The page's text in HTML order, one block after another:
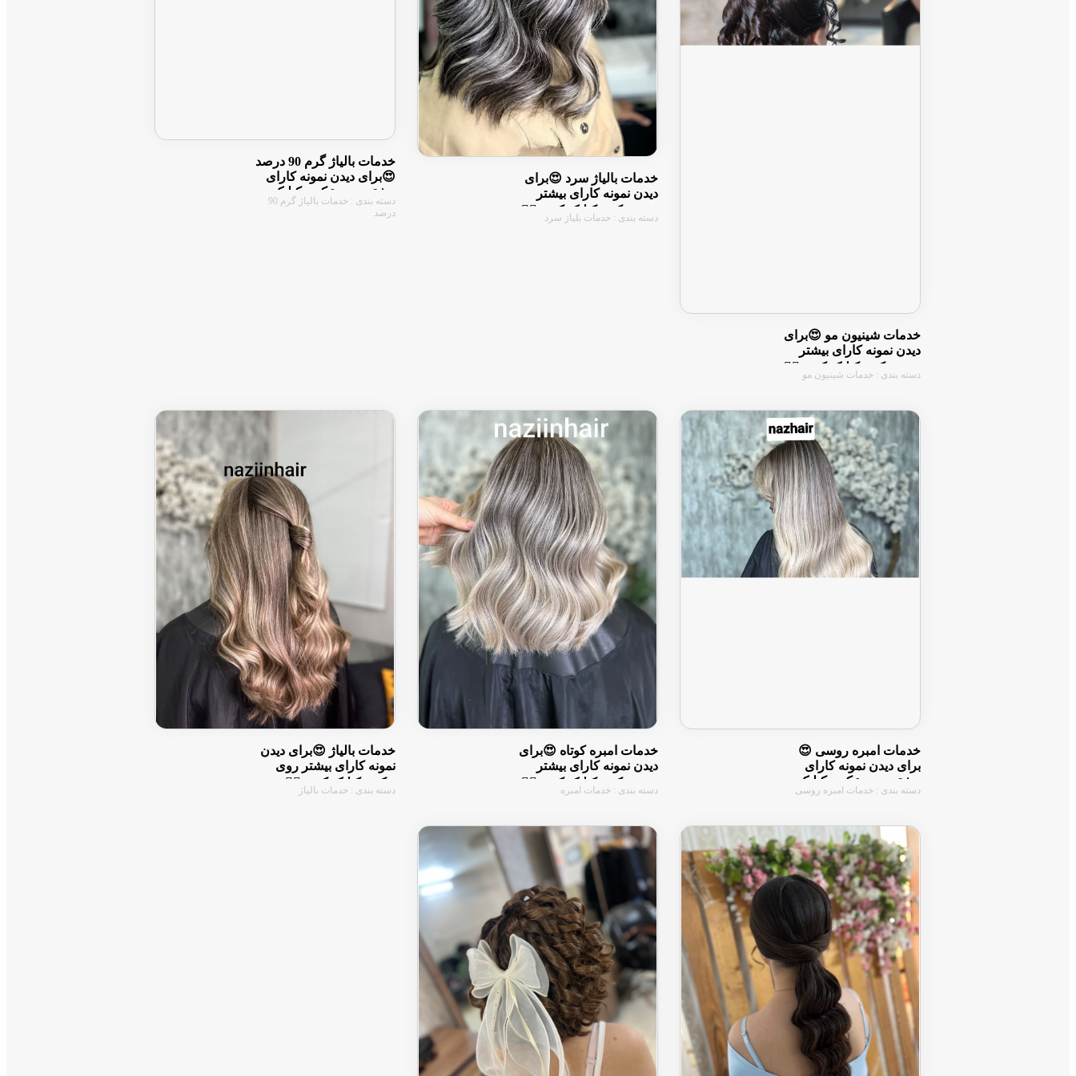
خدمات شینیون مو 😍برای
دیدن نمونه کارای بیشتر
روی عکس کیلیک کنین ☝🏻
دسته بندی : خدمات شینیون مو
خدمات بالیاژ سرد 😍برای
دیدن نمونه کارای بیشتر
روی عکس کیلیک کنین ☝🏻
دسته بندی : خدمات بلیاژ سرد
خدمات بالیاژ گرم 90 درصد
😍برای دیدن نمونه کارای
بیشتر روی عکس کیلیک
کنین ☝🏻
دسته بندی : خدمات بالیاژ گرم 90
درصد
خدمات امبره روسی 😍
برای دیدن نمونه کارای
بیشتر روی عکس کیلیک
کنین ☝🏻
دسته بندی : خدمات امبره روسی
خدمات امبره کوتاه 😍برای
دیدن نمونه کارای بیشتر
روی عکس کیلیک کنین ☝🏻
دسته بندی : خدمات امبره
خدمات بالیاژ 😍برای دیدن
نمونه کارای بیشتر روی
عکس کیلیک کنین ☝🏻
دسته بندی : خدمات بالیاژ